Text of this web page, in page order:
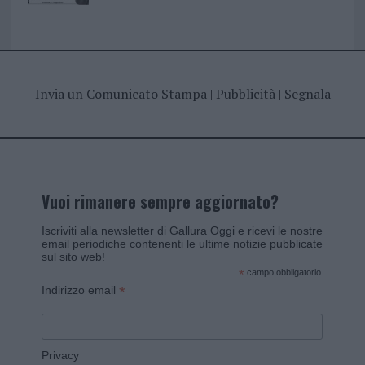
Invia un Comunicato Stampa| Pubblicità| Segnala
Vuoi rimanere sempre aggiornato?
Iscriviti alla newsletter di Gallura Oggi e ricevi le nostre
email periodiche contenenti le ultime notizie pubblicate
sul sito web!
* campo obbligatorio
Indirizzo email *
Privacy